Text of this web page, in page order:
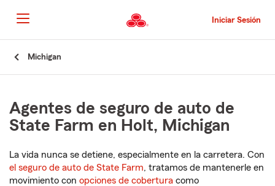
al
contenido
principal
Iniciar Sesión
Michigan
Agentes de seguro de auto de
State Farm en Holt, Michigan
La vida nunca se detiene, especialmente en la carretera. Con
el seguro de auto de State Farm, tratamos de mantenerle en
movimiento con opciones de cobertura como